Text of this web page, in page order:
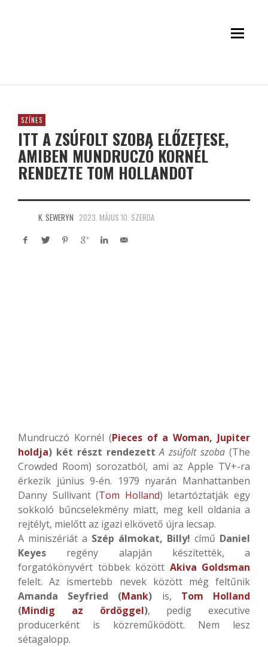
SZÍNES
ITT A ZSÚFOLT SZOBA ELŐZETESE,
AMIBEN MUNDRUCZÓ KORNÉL
RENDEZTE TOM HOLLANDOT
K. SEWERYN 2023. MÁJUS 10. SZERDA
Mundruczó Kornél (Pieces of a Woman, Jupiter
holdja) két részt rendezettA zsúfolt szoba (The
Crowded Room) sorozatból, ami az Apple TV+-ra
érkezik június 9-én. 1979 nyarán Manhattanben
Danny Sullivant (Tom Holland) letartóztatják egy
sokkoló bűncselekmény miatt, meg kell oldania a
rejtélyt, mielőtt az igazi elkövető újra lecsap.
A miniszériát a Szép álmokat, Billy! című Daniel
Keyes regény alapján készítették, a
forgatókönyvért többek között Akiva Goldsman
felelt. Az ismertebb nevek között még feltűnik
Amanda Seyfried (Mank) is, Tom Holland
(Mindig az ördöggel), pedig executive
producerként is közreműködött. Nem lesz
sétagalopp.